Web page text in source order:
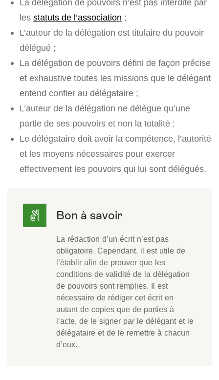
La délégation de pouvoirs n’est pas interdite par
les statuts de l’association ;
L’auteur de la délégation est titulaire du pouvoir
délégué ;
La délégation de pouvoirs défini de façon précise
et exhaustive toutes les missions que le délégant
entend confier au délégataire ;
L’auteur de la délégation ne délègue qu’une
partie de ses pouvoirs et non la totalité ;
Le délégataire doit avoir la compétence, l’autorité
et les moyens nécessaires pour exercer
effectivement les pouvoirs qui lui sont délégués.
La rédaction d’un écrit n’est pas
obligatoire. Cependant, il est utile de
l’établir afin de prouver que les
conditions de validité de la délégation
de pouvoirs sont remplies. Il est
nécessaire de rédiger cet écrit en
autant de copies que de parties à
l’acte, de le signer par le délégant et le
délégataire et de le remettre à chacun
d’eux.